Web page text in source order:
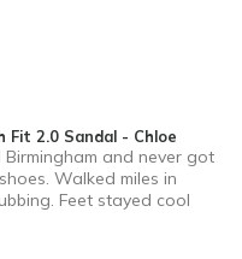
Fit 2.0 Sandal - Chloe
and never got
Walked miles in
Feet stayed cool